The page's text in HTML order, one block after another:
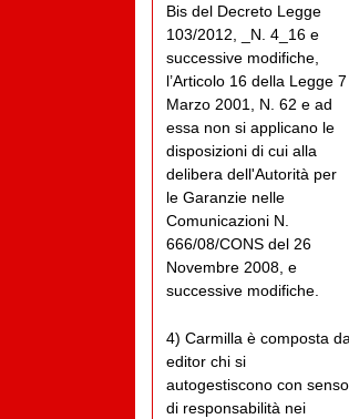
Bis del Decreto Legge
103/2012, _N. 4_16 e
successive modifiche,
l’Articolo 16 della Legge 7
Marzo 2001, N. 62 e ad
essa non si applicano le
disposizioni di cui alla
delibera dell'Autorità per
le Garanzie nelle
Comunicazioni N.
666/08/CONS del 26
Novembre 2008, e
successive modifiche.
4) Carmilla è composta
editor chi si
autogestiscono con senso
di responsabilità nei